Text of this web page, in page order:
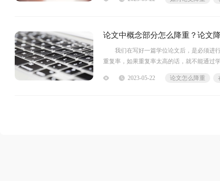
论文中概念部分怎么降重？论文
我们在写好一篇学位论文后，是必须进行
重复率，如果重复率太高的话，就不能通过
2023-05-22 论文怎么降重